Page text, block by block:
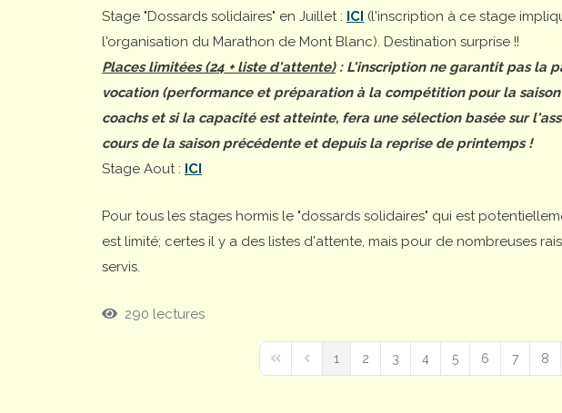
Stage "Dossards solidaires" en Juillet : ICI (l'inscription à ce stage
l'organisation du Marathon de Mont Blanc). Destination surprise !!
Places limitées (24 + liste d'attente): L'inscription ne garantit pas la
vocation (performance et préparation à la compétition pour la
coachs et si la capacité est atteinte, fera une sélection basée sur
cours de la saison précédente et depuis la reprise de printemps !
Stage Aout : ICI
Pour tous les stages hormis le "dossards solidaires" qui est
est limité; certes il y a des listes d'attente, mais pour de nombreuses
servis.
290 lectures
First PagePrevious Page
1 2 3 4 5 6 7 8